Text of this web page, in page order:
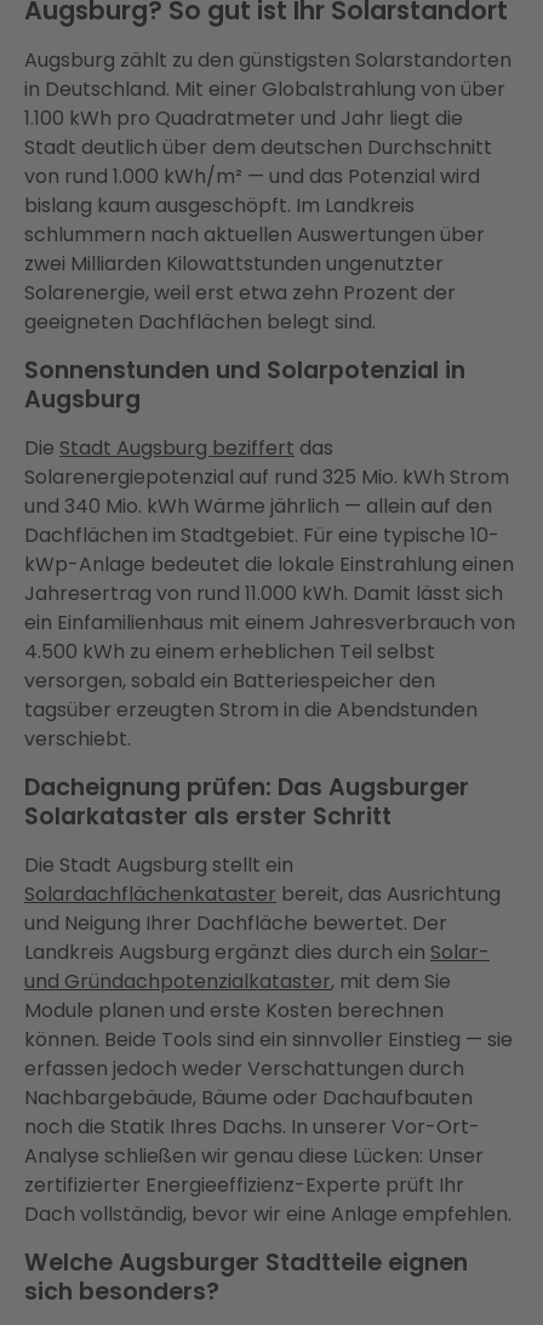
Augsburg? So gut ist Ihr Solarstandort
Augsburg zählt zu den günstigsten Solarstandorten
in Deutschland. Mit einer Globalstrahlung von über
1.100 kWh pro Quadratmeter und Jahr liegt die
Stadt deutlich über dem deutschen Durchschnitt
von rund 1.000 kWh/m² — und das Potenzial wird
bislang kaum ausgeschöpft. Im Landkreis
schlummern nach aktuellen Auswertungen über
zwei Milliarden Kilowattstunden ungenutzter
Solarenergie, weil erst etwa zehn Prozent der
geeigneten Dachflächen belegt sind.
Sonnenstunden und Solarpotenzial in
Augsburg
Die Stadt Augsburg beziffert das
Solarenergiepotenzial auf rund 325 Mio. kWh Strom
und 340 Mio. kWh Wärme jährlich — allein auf den
Dachflächen im Stadtgebiet. Für eine typische 10-
kWp-Anlage bedeutet die lokale Einstrahlung einen
Jahresertrag von rund 11.000 kWh. Damit lässt sich
ein Einfamilienhaus mit einem Jahresverbrauch von
4.500 kWh zu einem erheblichen Teil selbst
versorgen, sobald ein Batteriespeicher den
tagsüber erzeugten Strom in die Abendstunden
verschiebt.
Dacheignung prüfen: Das Augsburger
Solarkataster als erster Schritt
Die Stadt Augsburg stellt ein
Solardachflächenkataster bereit, das Ausrichtung
und Neigung Ihrer Dachfläche bewertet. Der
Landkreis Augsburg ergänzt dies durch ein Solar-
und Gründachpotenzialkataster, mit dem Sie
Module planen und erste Kosten berechnen
können. Beide Tools sind ein sinnvoller Einstieg — sie
erfassen jedoch weder Verschattungen durch
Nachbargebäude, Bäume oder Dachaufbauten
noch die Statik Ihres Dachs. In unserer Vor-Ort-
Analyse schließen wir genau diese Lücken: Unser
zertifizierter Energieeffizienz-Experte prüft Ihr
Dach vollständig, bevor wir eine Anlage empfehlen.
Welche Augsburger Stadtteile eignen
sich besonders?